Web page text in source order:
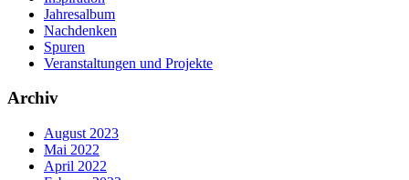
Jahresalbum
Nachdenken
Spuren
Veranstaltungen und Projekte
Archiv
August 2023
Mai 2022
April 2022